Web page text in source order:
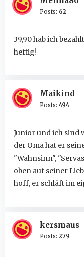
Posts: 62
39,90 hab ich bezahlt
heftig!
Maikind
Posts: 494
Junior und ich sind
der Oma hat er
"Wahnsinn",
oben auf seiner
hoff, er schläft im
kersmaus
Posts: 279